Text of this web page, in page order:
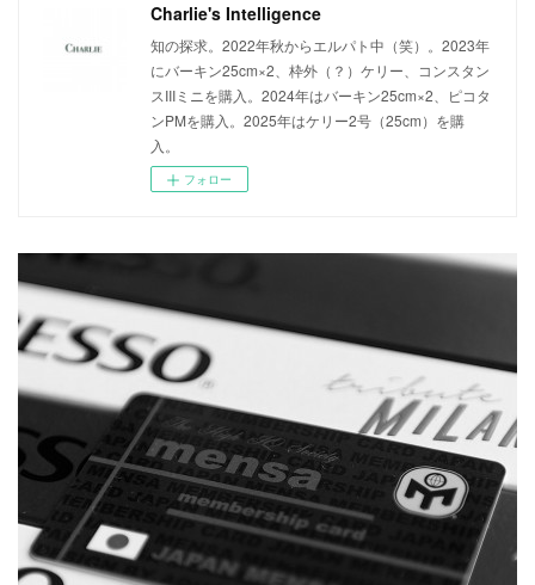
Charlie's Intelligence
知の探求。2022年秋からエルパト中（笑）。2023年
にバーキン25cm×2、枠外（？）ケリー、コンスタン
スIIIミニを購入。2024年はバーキン25cm×2、ピコタ
ンPMを購入。2025年はケリー2号（25cm）を購
入。
フォロー